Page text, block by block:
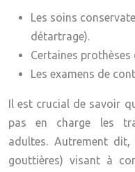
Les soins
détartrage).
Certaines
Les examens de
Il est crucial de savoir
pas en charge les
adultes. Autrement dit,
gouttières) visant à